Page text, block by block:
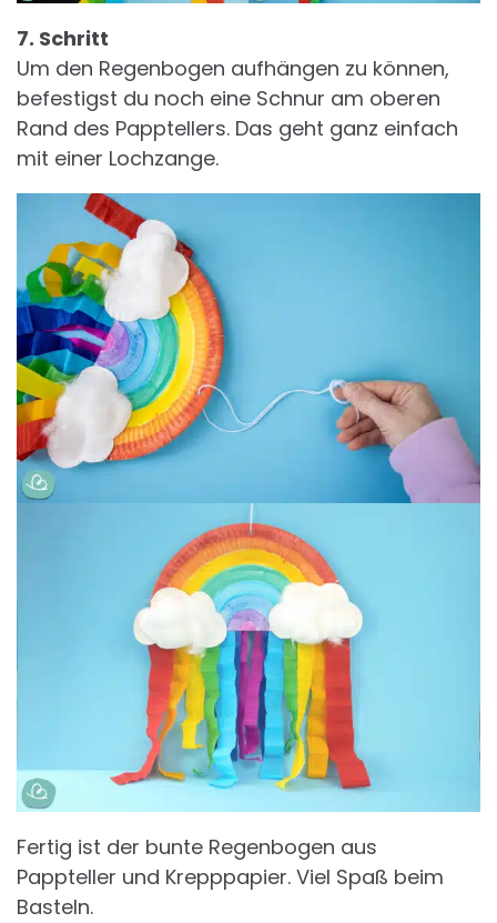
7. Schritt
Um den Regenbogen aufhängen zu können,
befestigst du noch eine Schnur am oberen
Rand des Papptellers. Das geht ganz einfach
mit einer Lochzange.
Fertig ist der bunte Regenbogen aus
Pappteller und Krepppapier. Viel Spaß beim
Basteln.